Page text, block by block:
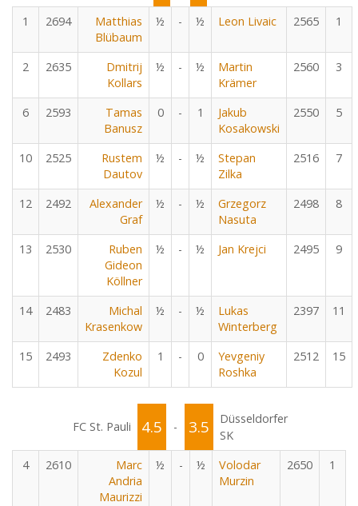
1 2694
Matthias
Blübaum
½ - ½ Leon Livaic 2565 1
2 2635
Dmitrij
Kollars
½ - ½
Martin
Krämer
2560 3
6 2593
Tamas
Banusz
0 - 1
Jakub
Kosakowski
2550 5
10 2525
Rustem
Dautov
½ - ½
Stepan
Zilka
2516 7
12 2492
Alexander
Graf
½ - ½
Grzegorz
Nasuta
2498 8
13 2530
Ruben
Gideon
Köllner
½ - ½ Jan Krejci 2495 9
14 2483
Michal
Krasenkow
½ - ½
Lukas
Winterberg
2397 11
15 2493
Zdenko
Kozul
1 - 0
Yevgeniy
Roshka
2512 15
FC St. Pauli 4.5 - 3.5
Düsseldorfer
SK
4
2610
Marc
Andria
Maurizzi
½ - ½
Volodar
Murzin
2650 1